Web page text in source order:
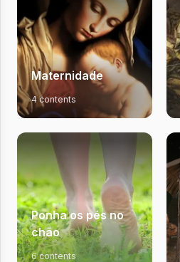
Maternidade
4 contents
Ponha os pés no
chão
6 contents